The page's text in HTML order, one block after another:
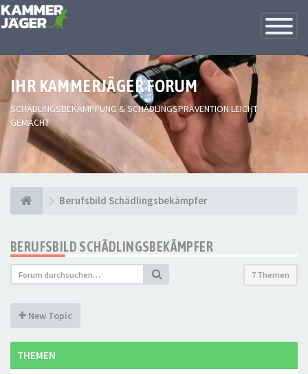
Toggle
IHR KAMMERJÄGER FORUM
SCHÄDLINGSBEKÄMPFUNG & SCHÄDLINGSPRÄVENTION LEICHT
GEMACHT
Berufsbild Schädlingsbekämpfer
BERUFSBILD SCHÄDLINGSBEKÄMPFER
7 Themen
New Topic
THEMEN